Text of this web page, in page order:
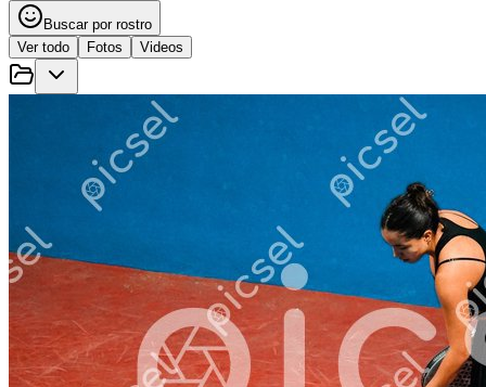
Buscar por rostro
Ver todo
Fotos Videos